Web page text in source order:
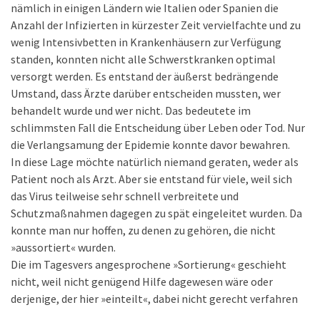
nämlich in einigen Ländern wie Italien oder Spanien die
Anzahl der Infizierten in kürzester Zeit vervielfachte und zu
wenig Intensivbetten in Krankenhäusern zur Verfügung
standen, konnten nicht alle Schwerstkranken optimal
versorgt werden. Es entstand der äußerst bedrängende
Umstand, dass Ärzte darüber entscheiden mussten, wer
behandelt wurde und wer nicht. Das bedeutete im
schlimmsten Fall die Entscheidung über Leben oder Tod. Nur
die Verlangsamung der Epidemie konnte davor bewahren.
In diese Lage möchte natürlich niemand geraten, weder als
Patient noch als Arzt. Aber sie entstand für viele, weil sich
das Virus teilweise sehr schnell verbreitete und
Schutzmaßnahmen dagegen zu spät eingeleitet wurden. Da
konnte man nur hoffen, zu denen zu gehören, die nicht
»aussortiert« wurden.
Die im Tagesvers angesprochene »Sortierung« geschieht
nicht, weil nicht genügend Hilfe dagewesen wäre oder
derjenige, der hier »einteilt«, dabei nicht gerecht verfahren